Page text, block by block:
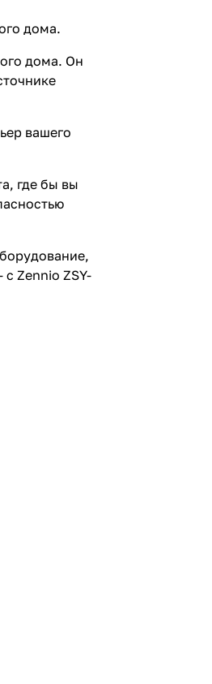
дома.
дома. Он
вашего
где бы вы
Zennio ZSY-